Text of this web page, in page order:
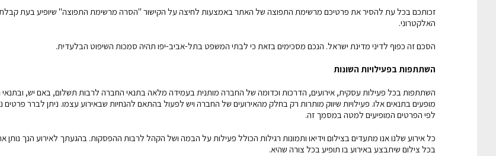
זכותכם בכל עת להסיר את פרטיכם מרשימת התפוצה של האתר באמצעות לחיצה על הקישור "הסרה מרשימת התפוצה" שיופיע בעת קבלת
האלקטרוני.
הסכם זה כפוף לדיני מדינת ישראל. הנכם מסכימים בזאת כי לבתי המשפט בתל-אביב-יפו תהיה סמכות השיפוט הבלעדית.
השתתפות בפעילויות השונות
השתתפות בכל פעילות עסקית, אירועים, הדרכות וכדומה של החברה מותנית בעמידה מלאה בתנאי החברה לרבות תשלום, באם יש,
מופעים בתנאים אלו. פעילויות שיווק מותרות רק בחלק מהאירועים של החברה ויש לפעול בהתאם להנחיות שבאירוע עצמו. ניתן לברר פרטים
לפי הפרטים המופיעים למטה במסמך זה.
כל אירוע שלנו אנו מתעדים בצילום וידיאו ותמונות רגילות הכולל פעילות על הבמה ושל הקהל לרבות ההפסקות. בהגעתך לאירוע הנך
בכל צילום שיתבצע באירוע בו תופיע בכל צורה שהיא.